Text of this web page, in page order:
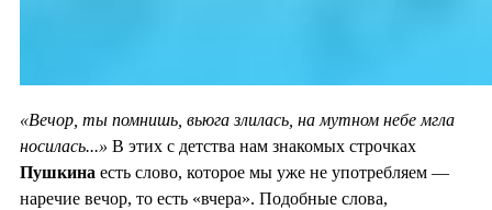
«Вечор, ты помнишь, вьюга злилась, на мутном небе мгла
носилась...» В этих с детства нам знакомых строчках
Пушкина есть слово, которое мы уже не употребляем —
наречие вечор, то есть «вчера». Подобные слова,